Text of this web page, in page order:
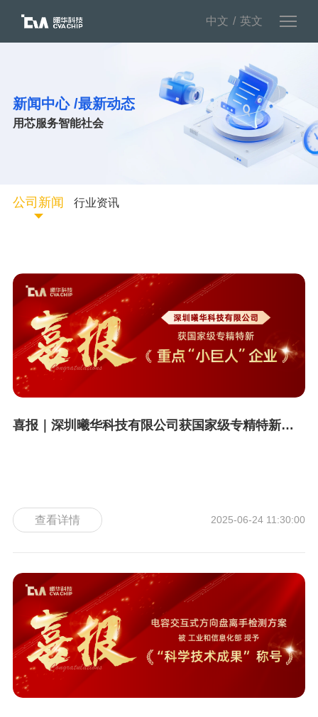
中文 英文
新闻中心 /最新动态
用芯服务智能社会
公司新闻 行业资讯
喜报｜深圳曦华科技有限公司获国家级专精特新重点“小巨人”企业
查看详情 2025-06-24 11:30:00